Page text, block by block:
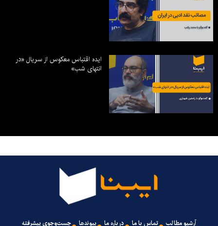
ایده اقتباس معکوس از سریال «در
انتهای شب»
آرشیو مطالب تماس با ما درباره ما پیوندها جست‌وجوی پیشرفته